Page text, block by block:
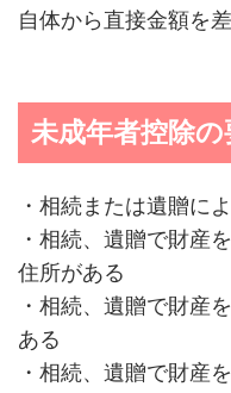
自体から直接金額を
未成年者控除の
・相続または遺贈に
・相続、遺贈で財産
住所がある
・相続、遺贈で財産
ある
・相続、遺贈で財産